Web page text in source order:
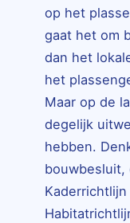
op het
gaat het om
dan het
het
Maar op de
degelijk
hebben.
bouwbesluit,